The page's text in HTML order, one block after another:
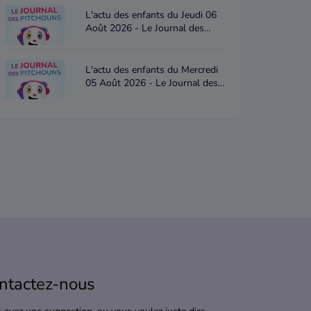
L'actu des enfants du Jeudi 06
Août 2026 - Le Journal des
L'actu des enfants du Mercredi
05 Août 2026 - Le Journal des
nous